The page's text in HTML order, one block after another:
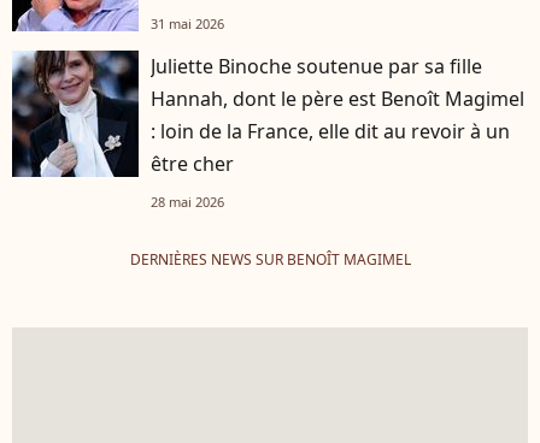
31 mai 2026
Juliette Binoche soutenue par sa fille
Hannah, dont le père est Benoît Magimel
: loin de la France, elle dit au revoir à un
être cher
28 mai 2026
DERNIÈRES NEWS SUR BENOÎT MAGIMEL